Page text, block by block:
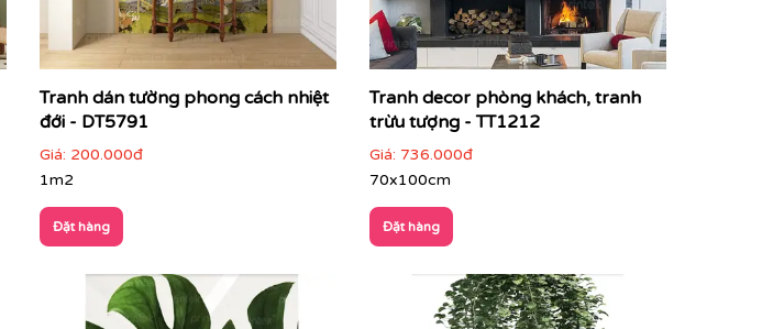
Tranh dán tường phong cách nhiệt
đới - DT5791
Giá: 200.000đ
1m2
Đặt hàng
Tranh decor phòng khách, tranh
trừu tượng - TT1212
Giá: 736.000đ
70x100cm
Đặt hàng